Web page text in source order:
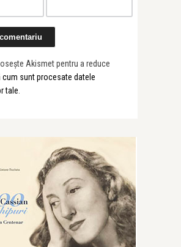
Akismet pentru a reduce
cum sunt procesate datele
tale.